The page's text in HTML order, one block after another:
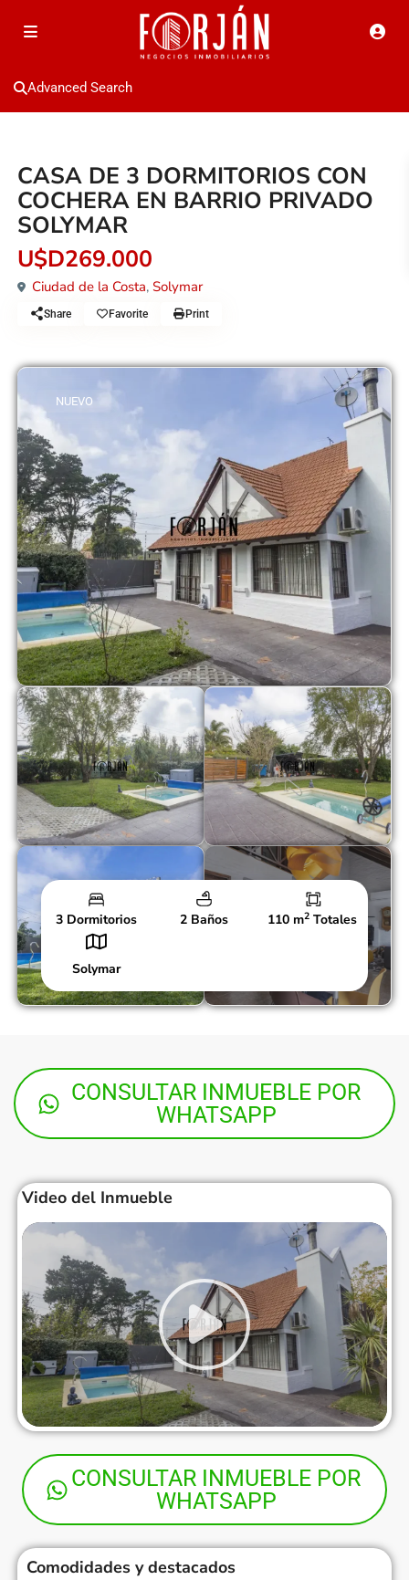
Advanced Search
CASA DE 3 DORMITORIOS CON
COCHERA EN BARRIO PRIVADO
SOLYMAR
U$D269.000
Ciudad de la Costa, Solymar
Share Favorite Print
NUEVO
See all 19 photos
3 Dormitorios 2 Baños 110 m2 Totales
Solymar
CONSULTAR INMUEBLE POR
WHATSAPP
Video del Inmueble
CONSULTAR INMUEBLE POR
WHATSAPP
Comodidades y destacados